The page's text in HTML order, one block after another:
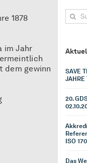
1878
im Jahr
dem gewinn
nach:
SAVE
JAHRE
20.
ISO
Das